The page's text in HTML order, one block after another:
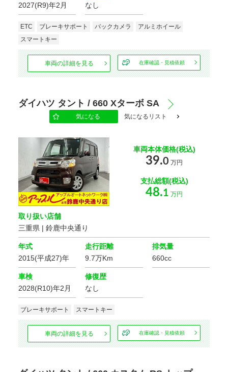
エアバッグ
エアバッグ
カーテン
エアバッグ
サイドカメラ バックカメラ
全周囲カメラ
環境装備・福祉装備
アイドリング
ストップ
エコカー減税
対象車
電動リアゲート リフトアップ
ドレスアップ
フルエアロ ローダウン
アルミホイール
シート関連
フルフラット
ウォークスルー シートヒーター
2027(R9)年2月
なし
ETC ブレーキサポート バックカメラ
アルミホイール
スマートキー
車両の詳細を見る 在庫確認・見積依頼
ダイハツ タント / 660 Xターボ SA
気になる 気になるリスト
車両本体価格(税込)
39.0 万円
支払総額(税込)
48.1 万円
取り扱い店舗
三重県 | 鈴鹿中央通り
年式
2015(平成27)年
走行距離
9.7万Km
排気量
660cc
車検
2028(R10)年2月
修復歴
なし
ブレーキサポート スマートキー
車両の詳細を見る 在庫確認・見積依頼